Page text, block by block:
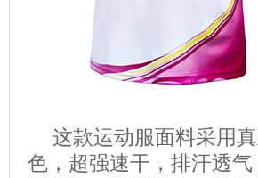
这款运动服面料采用
色，超强速干，排汗透